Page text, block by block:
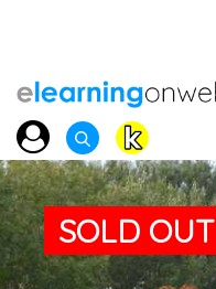
SOLD OUT